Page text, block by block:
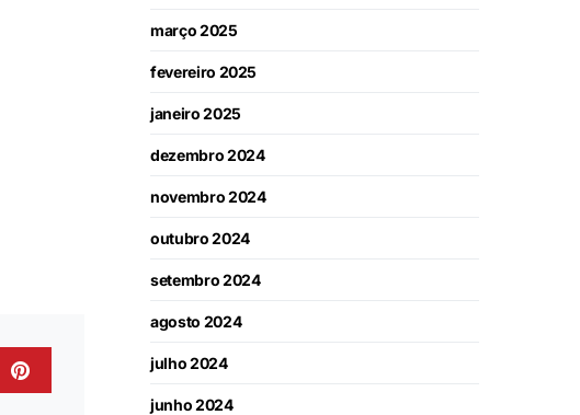
março 2025
fevereiro 2025
janeiro 2025
dezembro 2024
novembro 2024
outubro 2024
setembro 2024
agosto 2024
julho 2024
junho 2024